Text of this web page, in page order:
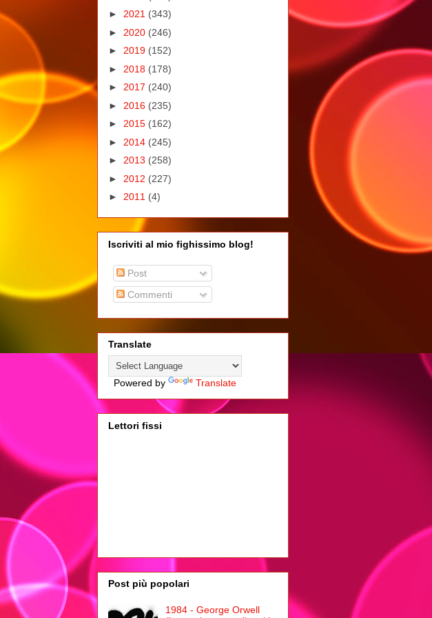
► 2021 (343)
► 2020 (246)
► 2019 (152)
► 2018 (178)
► 2017 (240)
► 2016 (235)
► 2015 (162)
► 2014 (245)
► 2013 (258)
► 2012 (227)
► 2011 (4)
Iscriviti al mio fighissimo blog!
Post
Commenti
Translate
Powered by Translate
Lettori fissi
Post più popolari
1984 - George Orwell